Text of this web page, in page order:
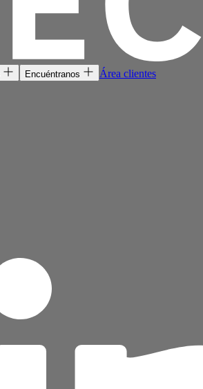
Encuéntranos Área clientes